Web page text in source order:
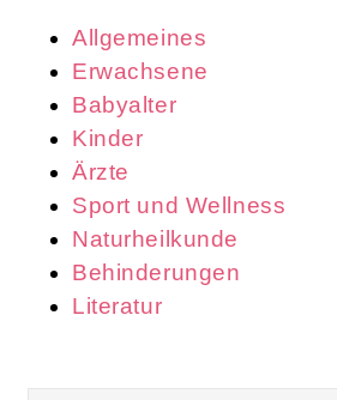
Allgemeines
Erwachsene
Babyalter
Kinder
Ärzte
Sport und Wellness
Naturheilkunde
Behinderungen
Literatur